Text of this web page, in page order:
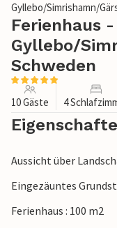
Gyllebo/Simrishamn/
Ferienhaus -
Gyllebo/
Schweden
10 Gäste 4
Aussicht über
Eingezäuntes
Ferienhaus : 100 m2